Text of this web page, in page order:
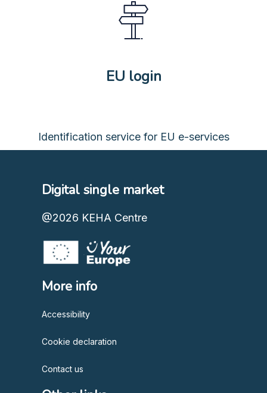
EU login
Identification service for EU e-services
Digital single market
@2026 KEHA Centre
More info
Accessibility
Cookie declaration
Contact us